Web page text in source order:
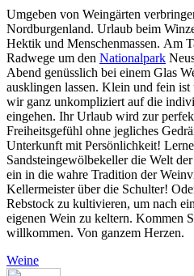
Umgeben von Weingärten
Nordburgenland. Urlaub beim
Hektik und Menschenmassen. Am
Radwege um den Nationalpark
Abend genüsslich bei einem Glas
ausklingen lassen. Klein und fein
wir ganz unkompliziert auf die
eingehen. Ihr Urlaub wird zur
Freiheitsgefühl ohne jegliches
Unterkunft mit Persönlichkeit!
Sandsteingewölbekeller die Welt
ein in die wahre Tradition der
Kellermeister über die Schulter!
Rebstock zu kultivieren, um nach
eigenen Wein zu keltern. Kommen
willkommen. Von ganzem Herzen.
Weine